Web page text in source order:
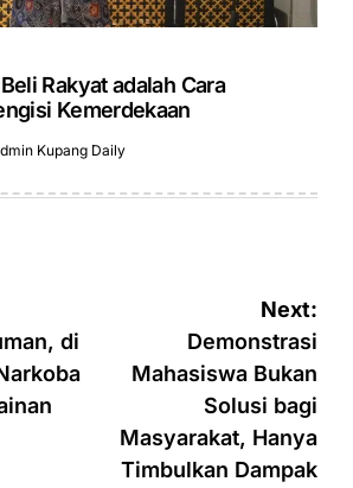
Rakyat adalah Cara
Kemerdekaan
Kupang Daily
di
Next:
Demonstrasi
Mahasiswa Bukan
Solusi bagi
Masyarakat, Hanya
Timbulkan Dampak